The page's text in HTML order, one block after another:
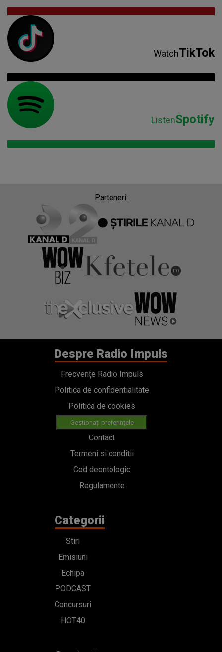
WatchTikTok
ListenSpotify
Parteneri:
Despre Radio Impuls
Frecvențe Radio Impuls
Politica de confidentialitate
Politica de cookies
Gestionați preferințele
Contact
Termeni si conditii
Cod deontologic
Regulamente
Categorii
Stiri
Emisiuni
Echipa
PODCAST
Concursuri
HOT40